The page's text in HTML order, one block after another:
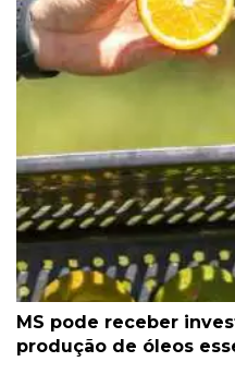
MS pode receber
produção de óleos